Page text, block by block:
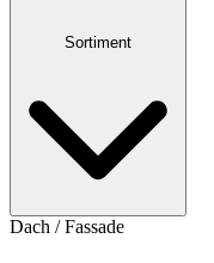
Sortiment
Dach / Fassade